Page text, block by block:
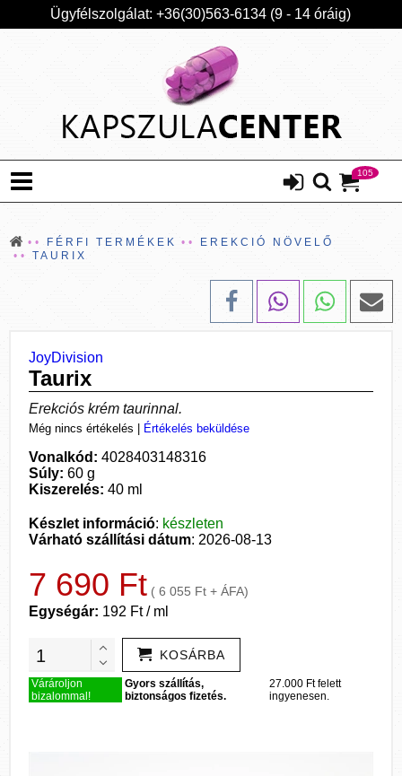
Ügyfélszolgálat: +36(30)563-6134 (9 - 14 óráig)
105
FÉRFI TERMÉKEK
EREKCIÓ NÖVELŐ
TAURIX
JoyDivision
Taurix
Erekciós krém taurinnal.
Még nincs értékelés Értékelés beküldése
Vonalkód: 4028403148316
Súly: 60 g
Kiszerelés: 40 ml
Készlet információ: készleten
Várható szállítási dátum: 2026-08-13
7 690 Ft ( 6 055 Ft + ÁFA)
Egységár: 192 Ft / ml
KOSÁRBA
Várároljon
bizalommal!
Gyors szállítás,
biztonságos fizetés.
27.000 Ft felett
ingyenesen.